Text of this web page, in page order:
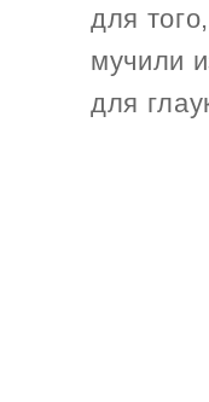
для
мучили
для